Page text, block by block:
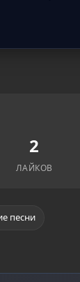
2
ЛАЙКОВ
песни